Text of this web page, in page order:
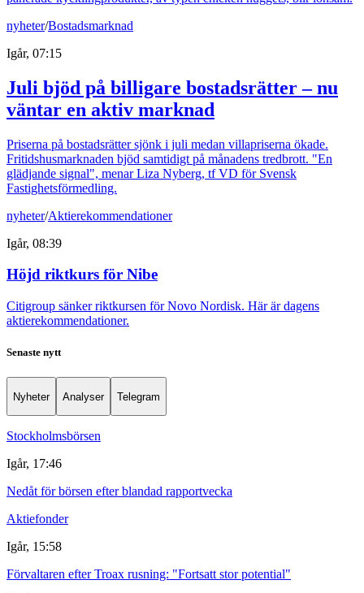
nyheter/Bostadsmarknad
Igår, 07:15
Juli bjöd på billigare bostadsrätter – nu
väntar en aktiv marknad
Priserna på bostadsrätter sjönk i juli medan villapriserna ökade.
Fritidshusmarknaden bjöd samtidigt på månadens tredbrott. "En
glädjande signal", menar Liza Nyberg, tf VD för Svensk
Fastighetsförmedling.
nyheter/Aktierekommendationer
Igår, 08:39
Höjd riktkurs för Nibe
Citigroup sänker riktkursen för Novo Nordisk. Här är dagens
aktierekommendationer.
Senaste nytt
Nyheter Analyser Telegram
Stockholmsbörsen
Igår, 17:46
Nedåt för börsen efter blandad rapportvecka
Aktiefonder
Igår, 15:58
Förvaltaren efter Troax rusning: "Fortsatt stor potential"